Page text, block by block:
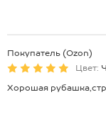
Покупатель (Ozon)
Цвет:
Хорошая